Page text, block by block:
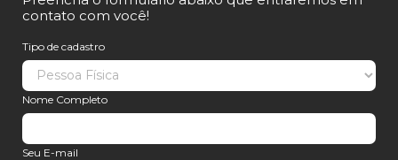
contato com você!
Tipo de cadastro
Nome Completo
Seu E-mail